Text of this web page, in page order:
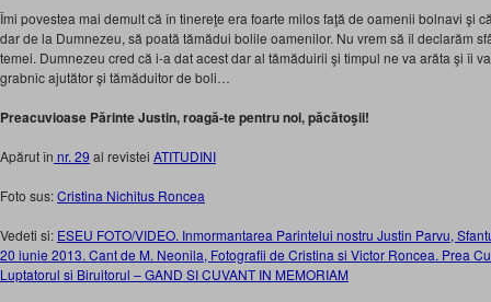
Îmi povestea mai demult că în tinereţe era foarte milos faţă de oamenii bolnavi şi
dar de la Dumnezeu, să poată tămădui bolile oamenilor. Nu vrem să îl declarăm
temei. Dumnezeu cred că i-a dat acest dar al tămăduirii şi timpul ne va arăta şi îi
grabnic ajutător şi tămăduitor de boli…
Preacuvioase Părinte Justin, roagă-te pentru noi, păcătoşii!
Apărut în nr. 29 al revistei ATITUDINI
Foto sus:Cristina Nichitus Roncea
Vedeti si: ESEU FOTO/VIDEO. Inmormantarea Parintelui nostru Justin Parvu,
20 iunie 2013. Cant de M. Neonila, Fotografii de Cristina si Victor Roncea. Prea
Luptatorul si Biruitorul – GAND SI CUVANT IN MEMORIAM